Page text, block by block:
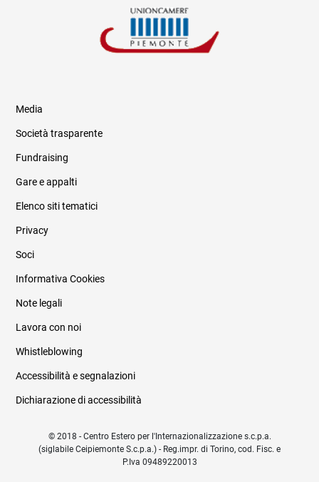
Informazioni legali e trasparenza
Media
Società trasparente
Fundraising
Gare e appalti
Elenco siti tematici
Privacy
Soci
Informativa Cookies
Note legali
Lavora con noi
Whistleblowing
Accessibilità e segnalazioni
Dichiarazione di accessibilità
© 2018 - Centro Estero per l'Internazionalizzazione s.c.p.a.
(siglabile Ceipiemonte S.c.p.a.) - Reg.impr. di Torino, cod. Fisc. e
P.Iva 09489220013